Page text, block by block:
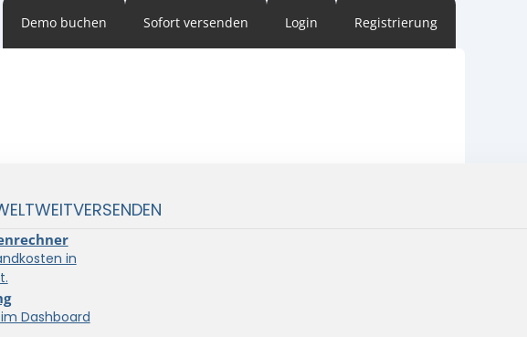
in
Dashboard
Demo buchen Sofort versenden Login Registrierung